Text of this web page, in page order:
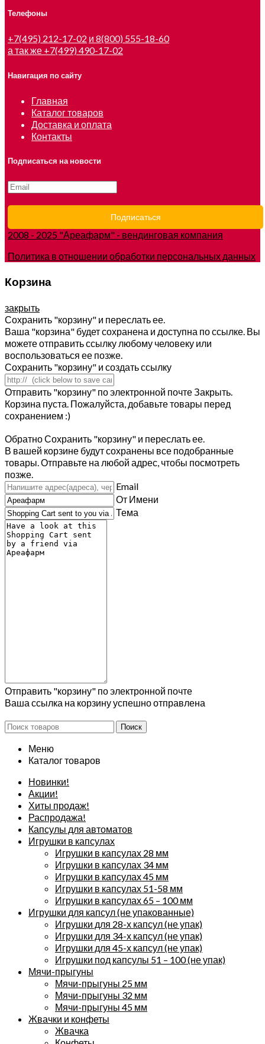
Телефоны
+7(495) 212-17-02 и 8(800) 555-18-60
а так же +7(499) 490-17-02
Навигация по сайту
Главная
Каталог товаров
Доставка и оплата
Контакты
Подписаться на новости
2008 - 2025 "Ареафарм" - вендинговая компания
Политика в отношении обработки персональных данных
Корзина
закрыть
Сохранить "корзину" и переслать ее.
Ваша "корзина" будет сохранена и доступна по ссылке. Вы
можете отправить ссылку любому человеку или
воспользоваться ее позже.
Сохранить "корзину" и создать ссылку
Отправить "корзину" по электронной почте Закрыть.
Корзина пуста. Пожалуйста, добавьте товары перед
сохранением :)
ОбратноСохранить "корзину" и переслать ее.
В вашей корзине будут сохранены все подобранные
товары. Отправьте на любой адрес, чтобы посмотреть
позже.
Email
От Имени
Тема
Отправить "корзину" по электронной почте
Ваша ссылка на корзину успешно отправлена
Поиск
Меню
Каталог товаров
Новинки!
Акции!
Хиты продаж!
Распродажа!
Капсулы для автоматов
Игрушки в капсулах
Игрушки в капсулах 28 мм
Игрушки в капсулах 34 мм
Игрушки в капсулах 45 мм
Игрушки в капсулах 51-58 мм
Игрушки в капсулах 65 – 100 мм
Игрушки для капсул (не упакованные)
Игрушки для 28-х капсул (не упак)
Игрушки для 34-х капсул (не упак)
Игрушки для 45-х капсул (не упак)
Игрушки под капсулы 51 – 100 (не упак)
Мячи-прыгуны
Мячи-прыгуны 25 мм
Мячи-прыгуны 32 мм
Мячи-прыгуны 45 мм
Жвачки и конфеты
Жвачка